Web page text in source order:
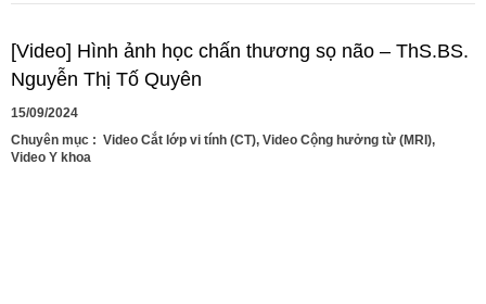
[Video] Hình ảnh học chấn thương sọ não – ThS.BS.
Nguyễn Thị Tố Quyên
15/09/2024
Chuyên mục : Video Cắt lớp vi tính (CT), Video Cộng hưởng từ (MRI),
Video Y khoa